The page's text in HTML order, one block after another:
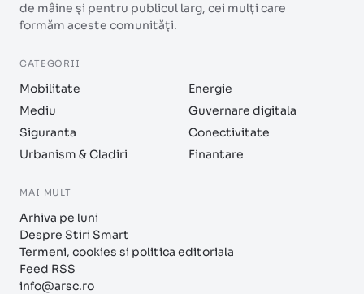
de mâine și pentru publicul larg, cei mulți care
formăm aceste comunități.
CATEGORII
Mobilitate
Energie
Mediu
Guvernare digitala
Siguranta
Conectivitate
Urbanism & Cladiri
Finantare
MAI MULT
Arhiva pe luni
Despre Stiri Smart
Termeni, cookies si politica editoriala
Feed RSS
info@arsc.ro